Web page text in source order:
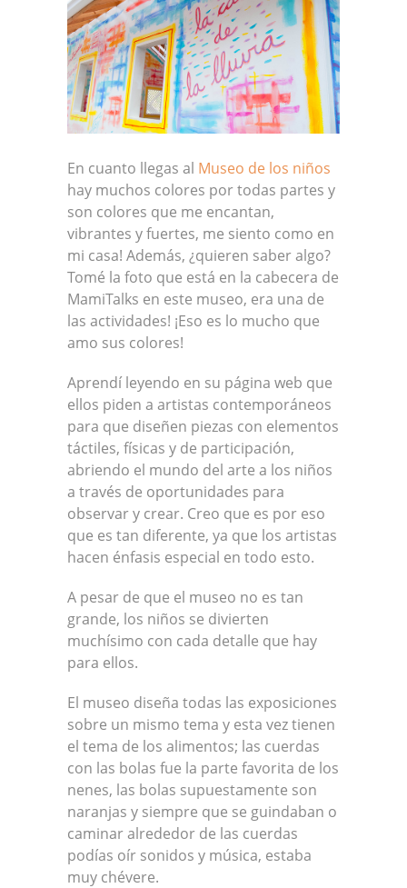
En cuanto llegas al Museo de los niños
hay muchos colores por todas partes y
son colores que me encantan,
vibrantes y fuertes, me siento como en
mi casa! Además, ¿quieren saber algo?
Tomé la foto que está en la cabecera de
MamiTalks en este museo, era una de
las actividades! ¡Eso es lo mucho que
amo sus colores!
Aprendí leyendo en su página web que
ellos piden a artistas contemporáneos
para que diseñen piezas con elementos
táctiles, físicas y de participación,
abriendo el mundo del arte a los niños
a través de oportunidades para
observar y crear. Creo que es por eso
que es tan diferente, ya que los artistas
hacen énfasis especial en todo esto.
A pesar de que el museo no es tan
grande, los niños se divierten
muchísimo con cada detalle que hay
para ellos.
El museo diseña todas las exposiciones
sobre un mismo tema y esta vez tienen
el tema de los alimentos; las cuerdas
con las bolas fue la parte favorita de los
nenes, las bolas supuestamente son
naranjas y siempre que se guindaban o
caminar alrededor de las cuerdas
podías oír sonidos y música, estaba
muy chévere.